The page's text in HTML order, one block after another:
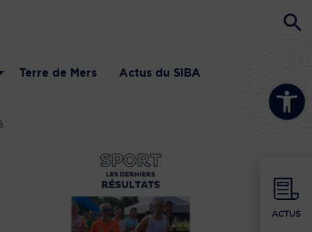
Ouvrir la
ACTUS
Terre de Mers Actus du SIBA